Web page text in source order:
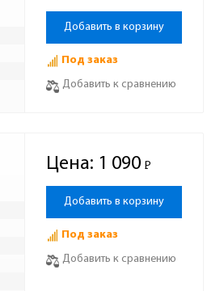
Добавить в корзину
Под заказ
Добавить к сравнению
Цена: 1 090 Р
-
Добавить в корзину
Под заказ
Добавить к сравнению